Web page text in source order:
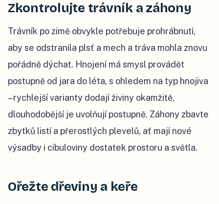
Zkontrolujte trávník a záhony
Trávník po zimě obvykle potřebuje prohrábnutí,
aby se odstranila plsť a mech a tráva mohla znovu
pořádně dýchat. Hnojení má smysl provádět
postupně od jara do léta, s ohledem na typ hnojiva
– rychlejší varianty dodají živiny okamžitě,
dlouhodobější je uvolňují postupně. Záhony zbavte
zbytků listí a přerostlých plevelů, ať mají nové
výsadby i cibuloviny dostatek prostoru a světla.
Ořežte dřeviny a keře